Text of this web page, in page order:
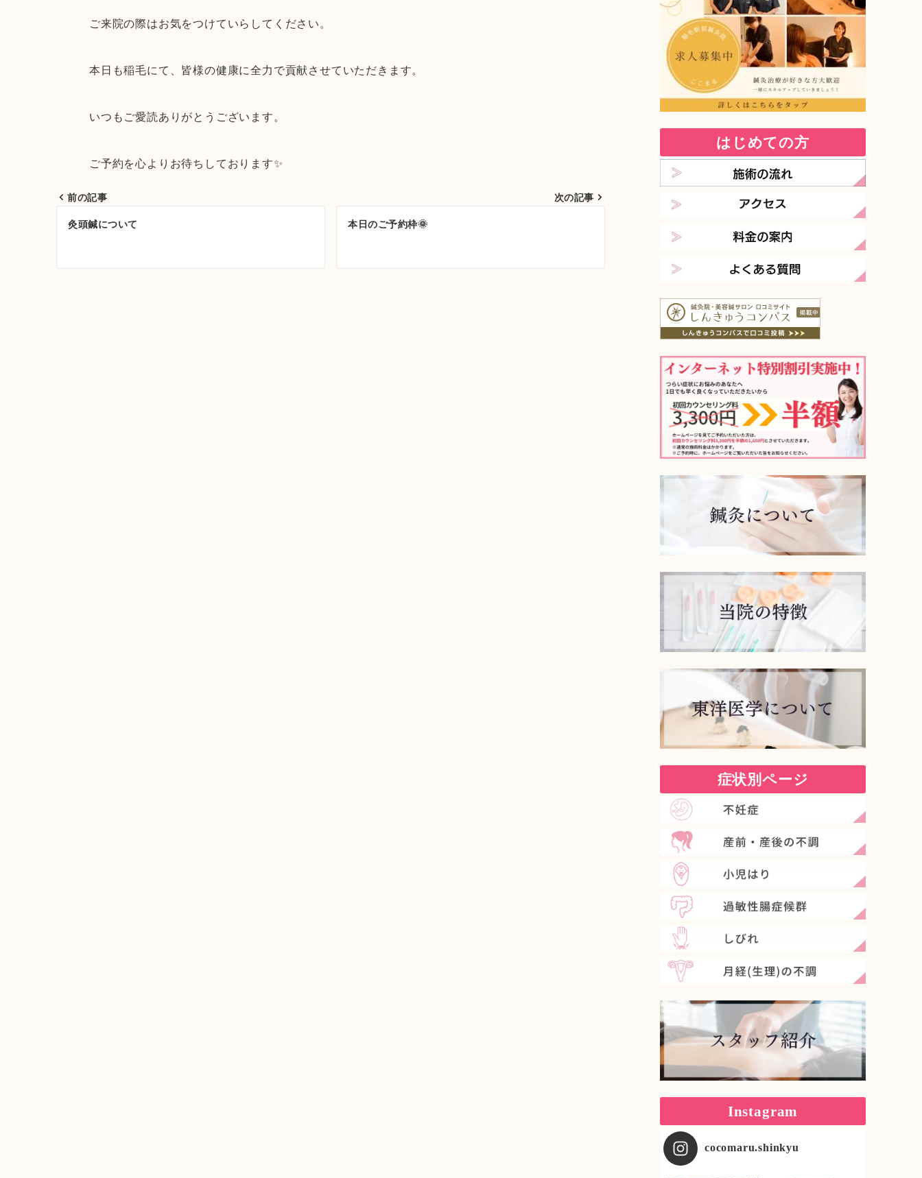
ご来院の際はお気をつけていらしてください。
本日も稲毛にて、皆様の健康に全力で貢献させていただきます。
いつもご愛読ありがとうございます。
ご予約を心よりお待ちしております✨
前の記事
灸頭鍼について
次の記事
本日のご予約枠🌞
はじめての方
症状別ページ
Instagram
cocomaru.shinkyu